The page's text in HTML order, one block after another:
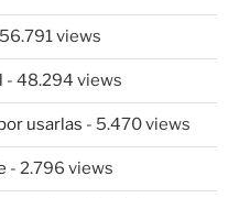
views
- 48.294 views
usarlas - 5.470 views
- 2.796 views